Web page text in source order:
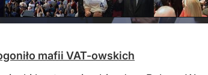
mafii VAT-owskich